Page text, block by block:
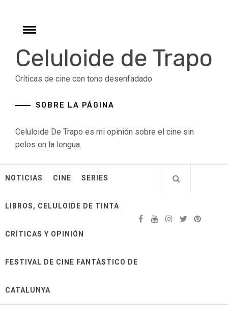
contentToggle
Celuloide de Trapo
Críticas de cine con tono desenfadado
SOBRE LA PÁGINA
Celuloide De Trapo es mi opinión sobre el cine sin
pelos en la lengua.
NOTICIAS CINE SERIES
LIBROS, CELULOIDE DE TINTA
CRÍTICAS Y OPINIÓN
FESTIVAL DE CINE FANTÁSTICO DE
CATALUNYA